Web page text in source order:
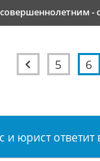
-
5 6
и юрист ответит